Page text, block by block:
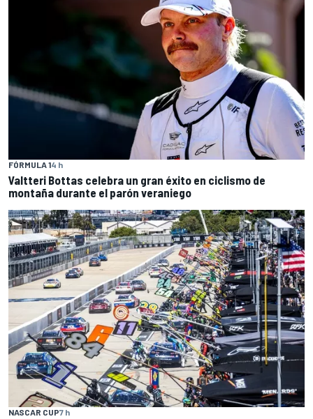
FÓRMULA 14 h
Valtteri Bottas celebra un gran éxito en ciclismo de
montaña durante el parón veraniego
NASCAR CUP7 h